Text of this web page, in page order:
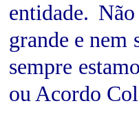
entidade.
grande e nem
sempre
ou Acordo